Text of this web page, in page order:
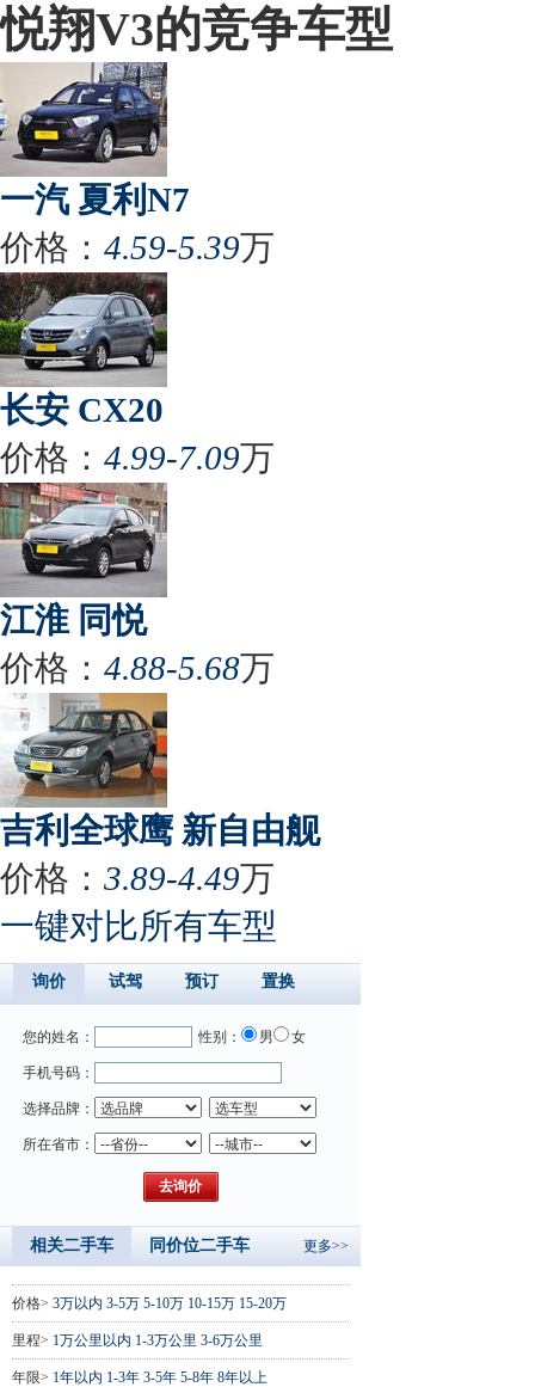
悦翔V3的竞争车型
一汽 夏利N7
价格： 4.59-5.39万
长安 CX20
价格： 4.99-7.09万
江淮 同悦
价格： 4.88-5.68万
吉利全球鹰 新自由舰
价格： 3.89-4.49万
一键对比所有车型
询价 试驾 预订 置换
您的姓名： 性别： 男 女
手机号码：
选择品牌：
所在省市：
相关二手车 同价位二手车 更多>>
价格> 3万以内 3-5万 5-10万 10-15万 15-20万
里程> 1万公里以内 1-3万公里 3-6万公里
年限> 1年以内 1-3年 3-5年 5-8年 8年以上